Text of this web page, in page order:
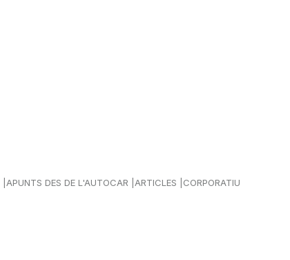
APUNTS DES DE L'AUTOCAR ARTICLES CORPORATIU